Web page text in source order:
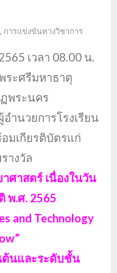
, การแข่งขันทางวิชาการ
เวลา 08.00 น.
ระศรีมหาธาตุ
พระนคร
ำนวยการโรงเรียน
มเกียรติบัตรแก่
างวัล
ศาสตร์ เนื่องในวัน
พ.ศ. 2565
and Technology
นและระดับชั้น